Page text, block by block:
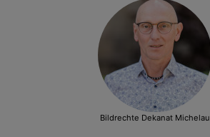
Bildrechte Dekanat Michelau